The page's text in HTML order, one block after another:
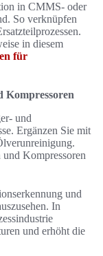
in CMMS- oder
So verknüpfen
in diesem
für
Kompressoren
und
Ergänzen Sie mit
Kompressoren
und
In
und erhöht die